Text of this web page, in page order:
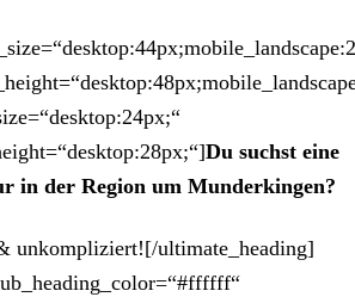
Du suchst eine
in der Region um Munderkingen?
unkompliziert![/ultimate_heading]